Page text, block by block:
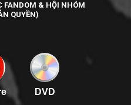
FANDOM & HỘI NHÓM
QUYỀN)
DVD